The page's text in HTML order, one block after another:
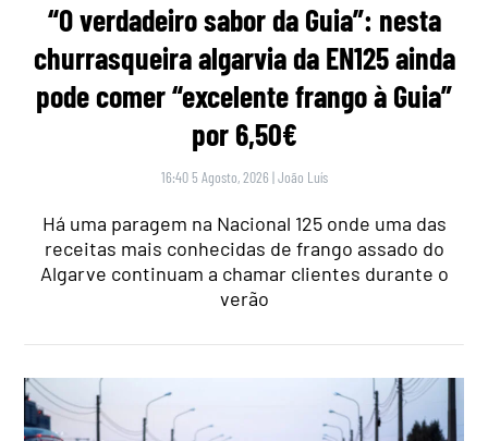
“O verdadeiro sabor da Guia”: nesta
churrasqueira algarvia da EN125 ainda
pode comer “excelente frango à Guia”
por 6,50€
16:40 5 Agosto, 2026 |João Luís
Há uma paragem na Nacional 125 onde uma das
receitas mais conhecidas de frango assado do
Algarve continuam a chamar clientes durante o
verão